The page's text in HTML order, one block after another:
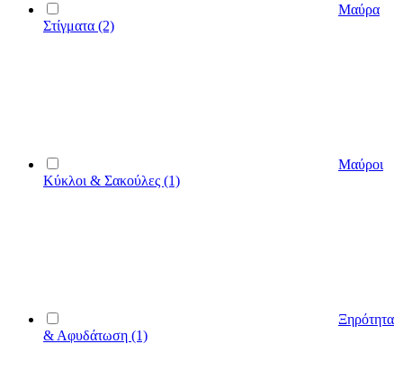
Μαύρα
Στίγματα (2)
Μαύροι
Κύκλοι & Σακούλες (1)
Ξηρότητα
& Αφυδάτωση (1)